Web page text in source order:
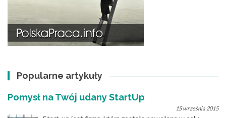
Popularne artykuły
Pomysł na Twój udany StartUp
15 września 2015